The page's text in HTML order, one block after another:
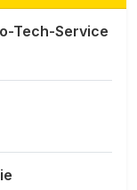
Tech-Service